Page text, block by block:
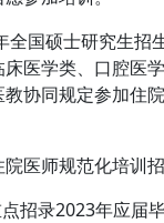
全国硕士研究生招
医学类、口腔医
协同规定参加住
院医师规范化培训
招录2023年应届